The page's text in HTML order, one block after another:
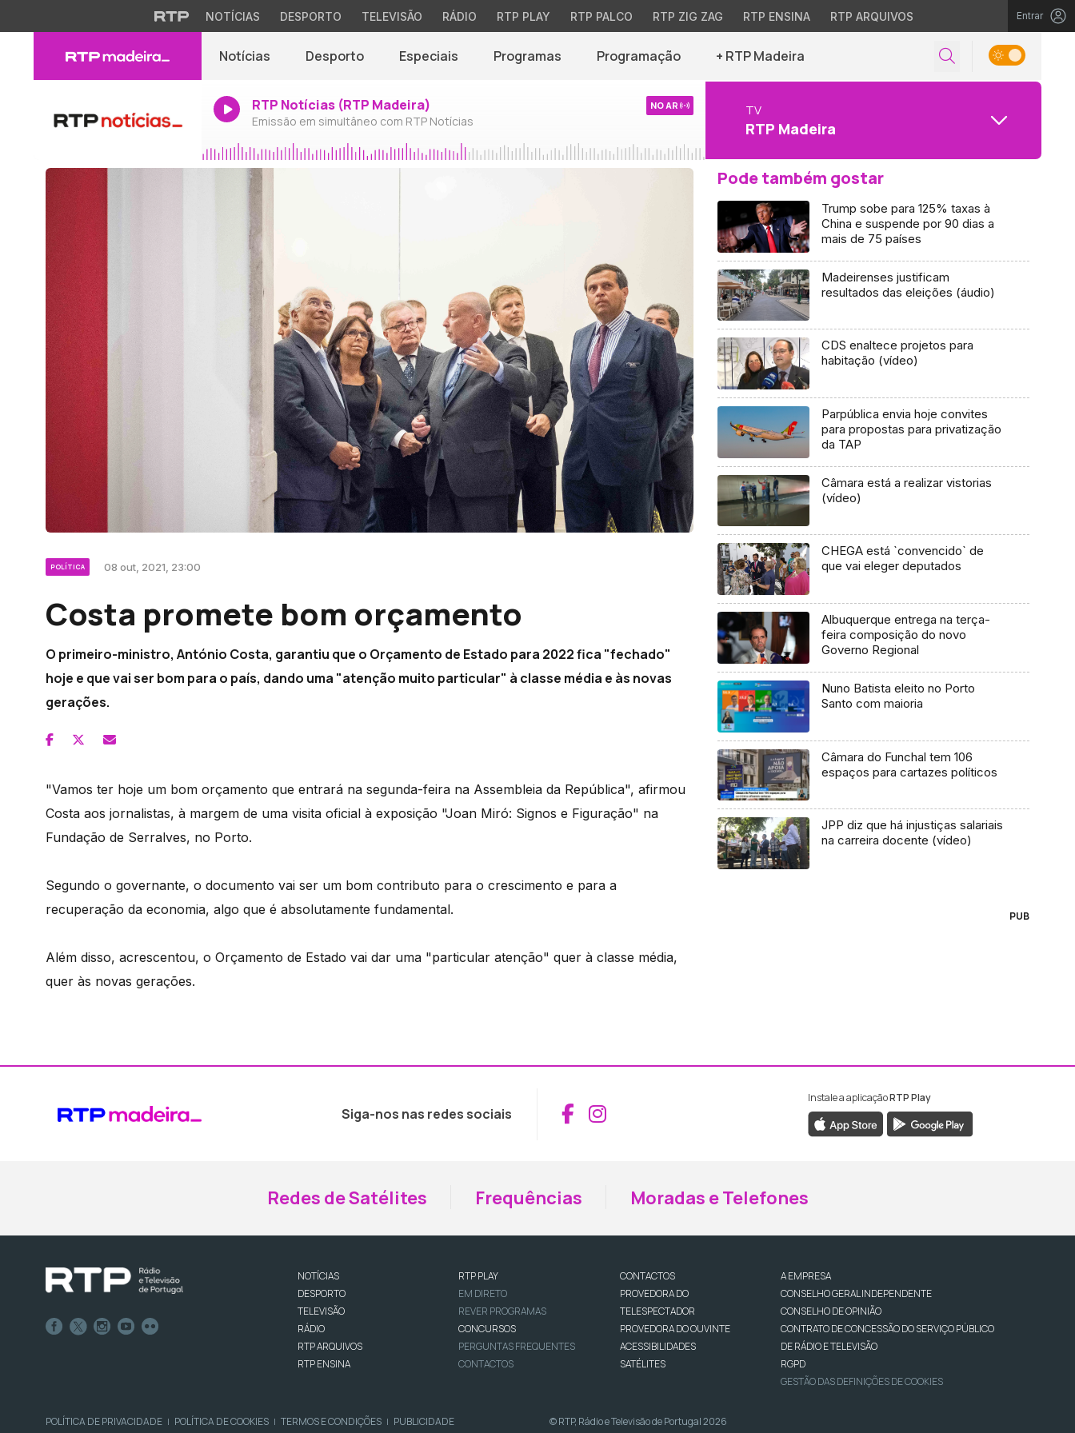
NOTÍCIAS DESPORTO TELEVISÃO RÁDIO RTP PLAY RTP PALCO RTP ZIG ZAG RTP ENSINA RTP ARQUIVOS Entrar
Notícias Desporto Especiais Programas Programação + RTP Madeira
RTP Notícias (RTP Madeira)
Emissão em simultâneo com RTP Notícias
NO AR TV
RTP Madeira
POLÍTICA 08 out, 2021, 23:00
Costa promete bom orçamento
O primeiro-ministro, António Costa, garantiu que o Orçamento de Estado para 2022 fica "fechado"
hoje e que vai ser bom para o país, dando uma "atenção muito particular" à classe média e às novas
gerações.
"Vamos ter hoje um bom orçamento que entrará na segunda-feira na Assembleia da República", afirmou
Costa aos jornalistas, à margem de uma visita oficial à exposição "Joan Miró: Signos e Figuração" na
Fundação de Serralves, no Porto.
Segundo o governante, o documento vai ser um bom contributo para o crescimento e para a
recuperação da economia, algo que é absolutamente fundamental.
Além disso, acrescentou, o Orçamento de Estado vai dar uma "particular atenção" quer à classe média,
quer às novas gerações.
Pode também gostar
Trump sobe para 125% taxas à
China e suspende por 90 dias a
mais de 75 países
Madeirenses justificam
resultados das eleições (áudio)
CDS enaltece projetos para
habitação (vídeo)
Parpública envia hoje convites
para propostas para privatização
da TAP
Câmara está a realizar vistorias
(vídeo)
CHEGA está `convencido` de
que vai eleger deputados
Albuquerque entrega na terça-
feira composição do novo
Governo Regional
Nuno Batista eleito no Porto
Santo com maioria
Câmara do Funchal tem 106
espaços para cartazes políticos
JPP diz que há injustiças salariais
na carreira docente (vídeo)
PUB
Siga-nos nas redes sociais Aceder ao Facebook da RTP Madeira
Aceder ao Instagram da RTP Madeira
Instale a aplicaçãoRTP Play
Redes de Satélites Frequências Moradas e Telefones
NOTÍCIAS
DESPORTO
TELEVISÃO
RÁDIO
RTP ARQUIVOS
RTP ENSINA
RTP PLAY
EM DIRETO
REVER PROGRAMAS
CONCURSOS
PERGUNTAS FREQUENTES
CONTACTOS
CONTACTOS
PROVEDORA DO
TELESPECTADOR
PROVEDORA DO OUVINTE
ACESSIBILIDADES
SATÉLITES
A EMPRESA
CONSELHO GERAL INDEPENDENTE
CONSELHO DE OPINIÃO
CONTRATO DE CONCESSÃO DO SERVIÇO PÚBLICO
DE RÁDIO E TELEVISÃO
RGPD
GESTÃO DAS DEFINIÇÕES DE COOKIES
POLÍTICA DE PRIVACIDADE | POLÍTICA DE COOKIES | TERMOS E CONDIÇÕES | PUBLICIDADE © RTP, Rádio e Televisão de Portugal 2026